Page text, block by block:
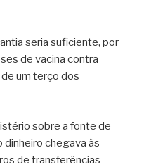
seria suficiente, por
de vacina contra
um terço dos
sobre a fonte de
dinheiro chegava às
de transferências